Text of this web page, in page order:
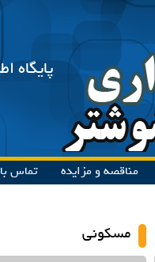
پایگاه
مناقصه و مزایده تماس
مسکونی